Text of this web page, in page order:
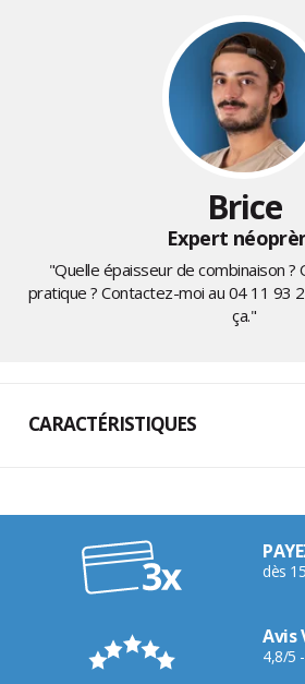
Brice
Expert
"Quelle épaisseur de combinaison ?
pratique ? Contactez-moi au 04 11 93
ça."
CARACTÉRISTIQUES
dès
Avis
4,8/5